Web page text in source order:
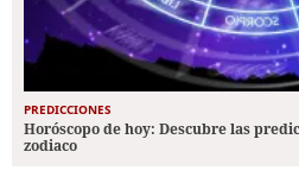
PREDICCIONES
Horóscopo de hoy: Descubre las
zodiaco